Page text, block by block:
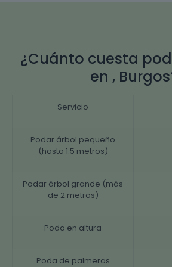
¿Cuánto cuesta
en ,
Servicio
Podar árbol pequeño
(hasta 1.5 metros)
Podar árbol grande (más
de 2 metros)
Poda en altura
Poda de palmeras